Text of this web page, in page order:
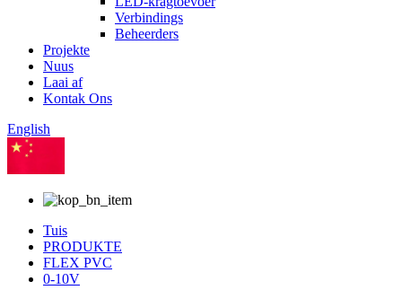
Verbindings
Beheerders
Projekte
Nuus
Laai af
Kontak Ons
English
Tuis
PRODUKTE
FLEX PVC
0-10V